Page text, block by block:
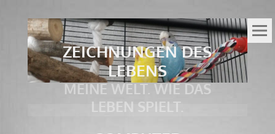
ZEICHNUNGEN DES
LEBENS
MEINE WELT. WIE DAS
LEBEN SPIELT.